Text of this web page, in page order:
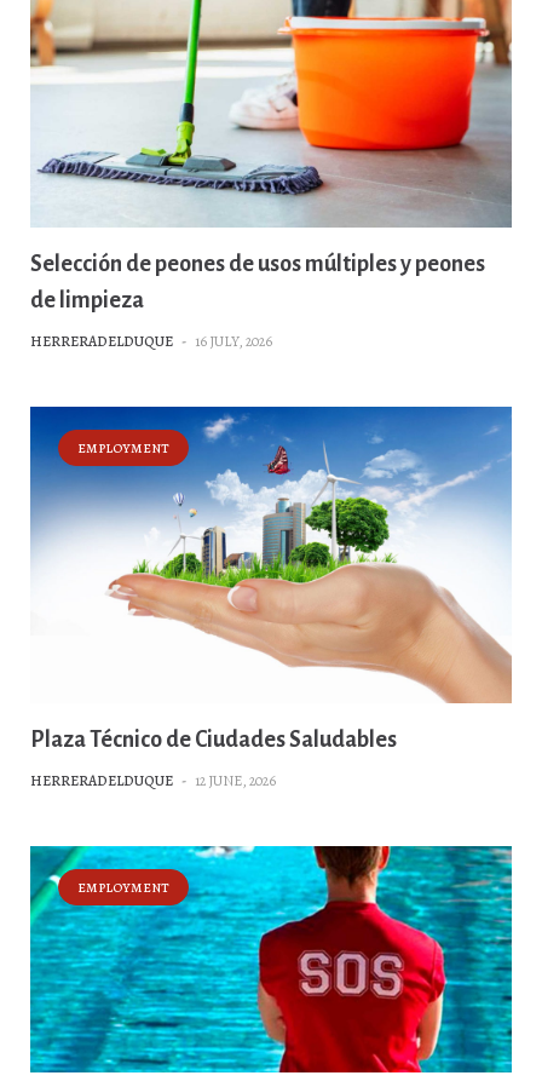
Selección de peones de usos múltiples y peones
de limpieza
HERRERADELDUQUE - 16 JULY, 2026
EMPLOYMENT
Plaza Técnico de Ciudades Saludables
HERRERADELDUQUE - 12 JUNE, 2026
EMPLOYMENT